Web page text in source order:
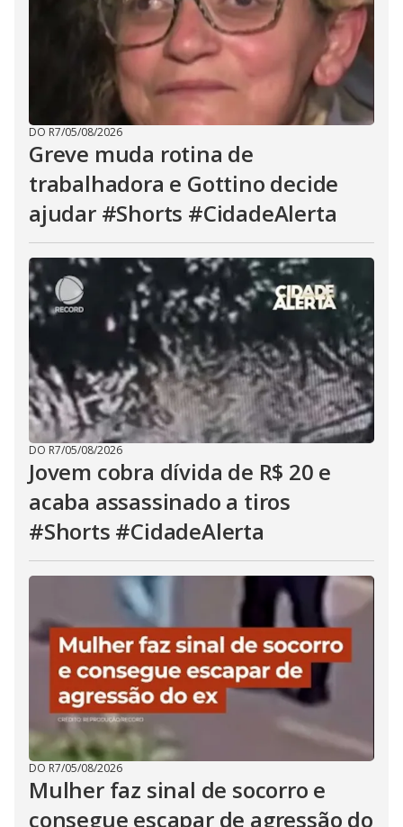
DO R7/05/08/2026
Greve muda rotina de
trabalhadora e Gottino decide
ajudar #Shorts #CidadeAlerta
DO R7/05/08/2026
Jovem cobra dívida de R$ 20 e
acaba assassinado a tiros
#Shorts #CidadeAlerta
DO R7/05/08/2026
Mulher faz sinal de socorro e
consegue escapar de agressão do